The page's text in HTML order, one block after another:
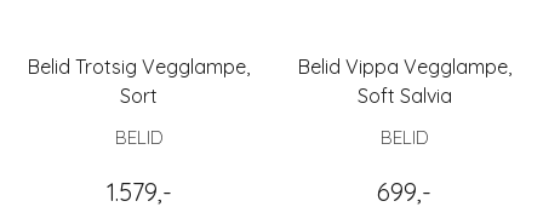
Belid Trotsig Vegglampe,
Sort
BELID
1.579,-
Belid Vippa Vegglampe,
Soft Salvia
BELID
699,-